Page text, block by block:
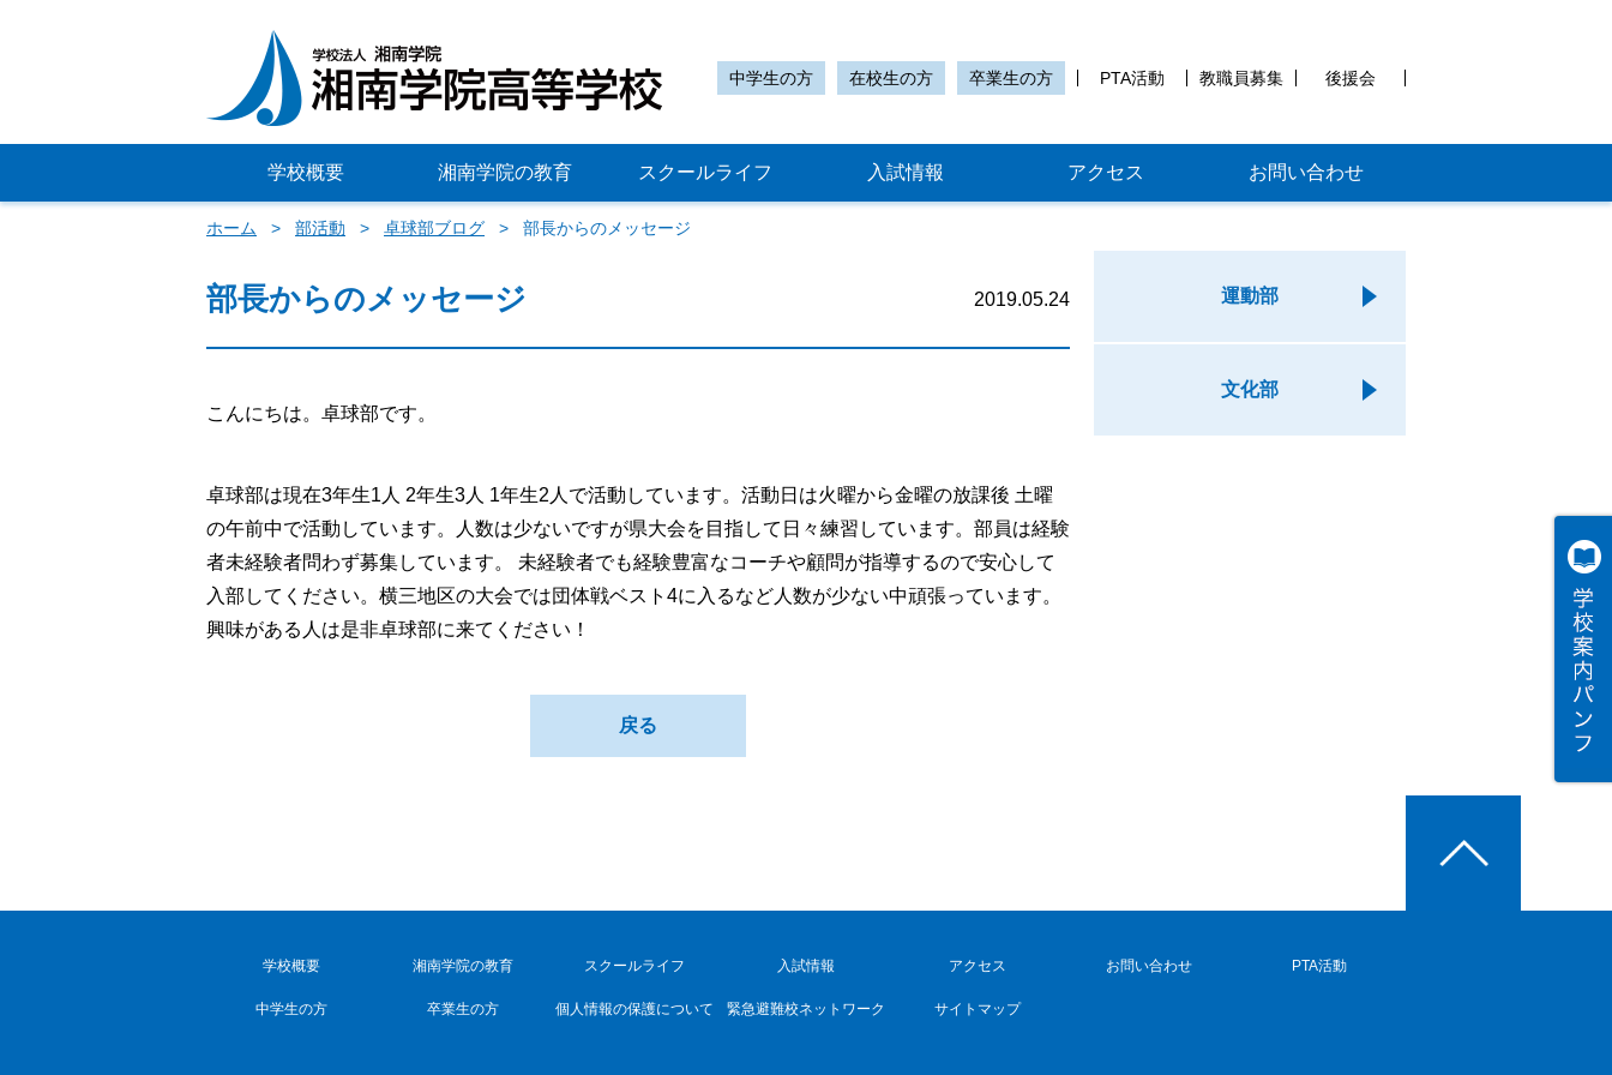
中学生の方 在校生の方 卒業生の方 PTA活動 教職員募集 後援会
学校概要 湘南学院の教育 スクールライフ 入試情報 アクセス お問い合わせ
ホーム 部活動 卓球部ブログ 部長からのメッセージ
部長からのメッセージ 2019.05.24
こんにちは。卓球部です。
卓球部は現在3年生1人 2年生3人 1年生2人で活動しています。活動日は火曜から金曜の放課後 土曜
の午前中で活動しています。人数は少ないですが県大会を目指して日々練習しています。部員は経験
者未経験者問わず募集しています。 未経験者でも経験豊富なコーチや顧問が指導するので安心して
入部してください。横三地区の大会では団体戦ベスト4に入るなど人数が少ない中頑張っています。
興味がある人は是非卓球部に来てください！
戻る
運動部
文化部
学校概要 湘南学院の教育 スクールライフ 入試情報 アクセス お問い合わせ PTA活動
中学生の方 卒業生の方 個人情報の保護について 緊急避難校ネットワーク サイトマップ